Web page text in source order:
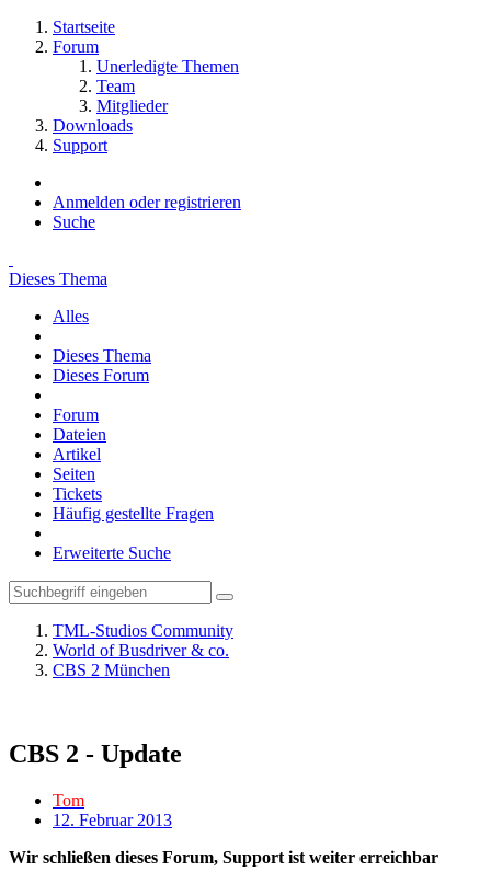
Startseite
Forum
Unerledigte Themen
Team
Mitglieder
Downloads
Support
Anmelden oder registrieren
Suche
Dieses Thema
Alles
Dieses Thema
Dieses Forum
Forum
Dateien
Artikel
Seiten
Tickets
Häufig gestellte Fragen
Erweiterte Suche
TML-Studios Community
World of Busdriver & co.
CBS 2 München
CBS 2 - Update
Tom
12. Februar 2013
Wir schließen dieses Forum, Support ist weiter erreichbar